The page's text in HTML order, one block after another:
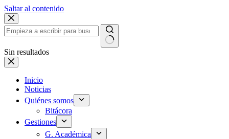
Saltar al contenido
Sin resultados
Inicio
Noticias
Quiénes somos
Bitácora
Gestiones
G. Académica